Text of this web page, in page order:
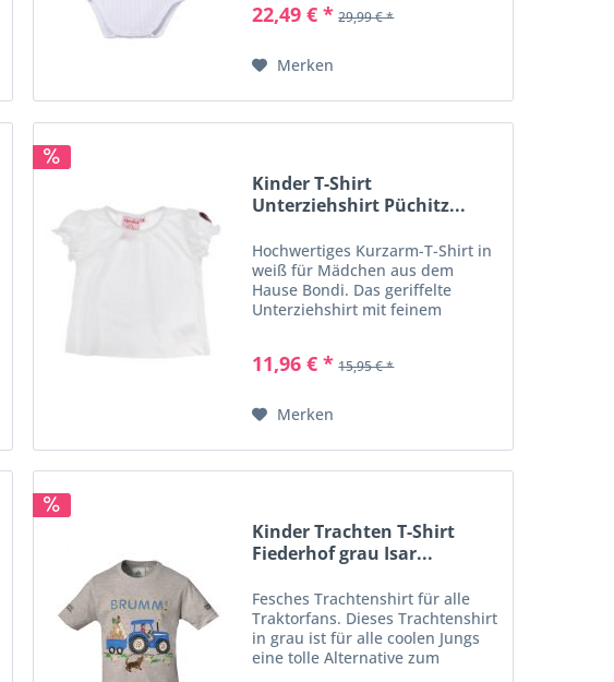
trachtigem Stanzmuster verziert. Besonders
22,49 € * 29,99 € *
Merken
Kinder T-Shirt
Unterziehshirt Püchitz...
Hochwertiges Kurzarm-T-Shirt in
weiß für Mädchen aus dem
Hause Bondi. Das geriffelte
Unterziehshirt mit feinem
jederzeit zur Jeans, Legging oder
11,96 € * 15,95 € *
Merken
Kinder Trachten T-Shirt
Fiederhof grau Isar...
Fesches Trachtenshirt für alle
Traktorfans. Dieses Trachtenshirt
in grau ist für alle coolen Jungs
eine tolle Alternative zum